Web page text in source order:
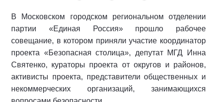
В Московском городском региональном отделении
партии «Единая Россия» прошло рабочее
совещание, в котором приняли участие координатор
проекта «Безопасная столица», депутат МГД Инна
Святенко, кураторы проекта от округов и районов,
активисты проекта, представители общественных и
некоммерческих организаций, занимающихся